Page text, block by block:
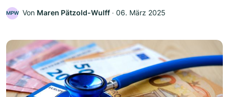
MPW Von Maren Pätzold-Wulff ‧ 06. März 2025